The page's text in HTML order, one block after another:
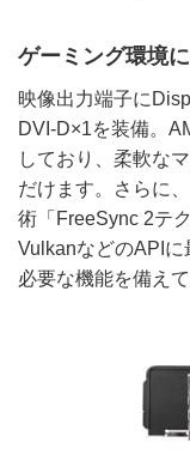
ゲーミング環境
映像出力端子に
DVI-D×1を装備。
しており、柔軟な
だけます。さらに
術「FreeSync 2テ
VulkanなどのAPI
必要な機能を備えて